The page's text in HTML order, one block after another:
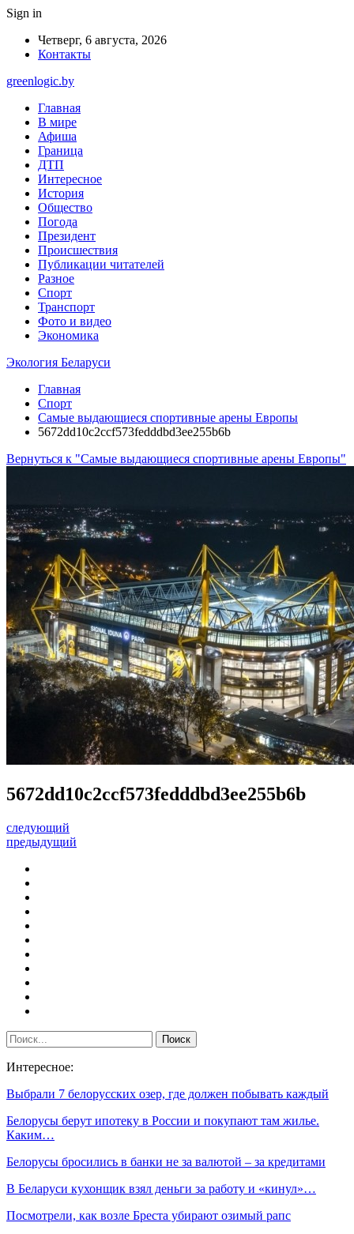
Sign in
Четверг, 6 августа, 2026
Контакты
greenlogic.by
Главная
В мире
Афиша
Граница
ДТП
Интересное
История
Общество
Погода
Президент
Происшествия
Публикации читателей
Разное
Спорт
Транспорт
Фото и видео
Экономика
Экология Беларуси
Главная
Спорт
Самые выдающиеся спортивные арены Европы
5672dd10c2ccf573fedddbd3ee255b6b
Вернуться к "Самые выдающиеся спортивные арены Европы"
5672dd10c2ccf573fedddbd3ee255b6b
следующий
предыдущий
Интересное:
Выбрали 7 белорусских озер, где должен побывать каждый
Белорусы берут ипотеку в России и покупают там жилье.
Каким…
Белорусы бросились в банки не за валютой – за кредитами
В Беларуси кухонщик взял деньги за работу и «кинул»…
Посмотрели, как возле Бреста убирают озимый рапс